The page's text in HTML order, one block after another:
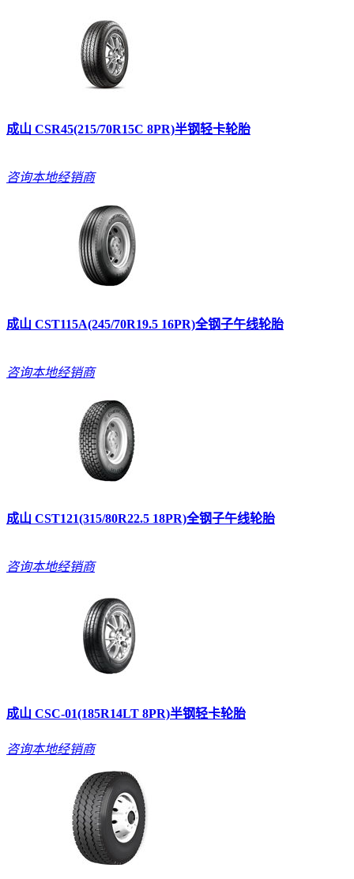
成山 CSR45(215/70R15C 8PR)半钢轻卡轮胎
咨询本地经销商
成山 CST115A(245/70R19.5 16PR)全钢子午线轮胎
咨询本地经销商
成山 CST121(315/80R22.5 18PR)全钢子午线轮胎
咨询本地经销商
成山 CSC-01(185R14LT 8PR)半钢轻卡轮胎
咨询本地经销商